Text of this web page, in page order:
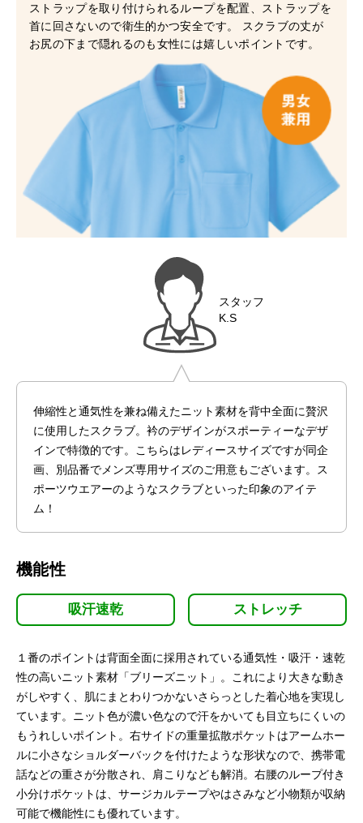
ストラップを取り付けられるループを配置、ストラップを
首に回さないので衛生的かつ安全です。 スクラブの丈が
お尻の下まで隠れるのも女性には嬉しいポイントです。
スタッフ
K.S
伸縮性と通気性を兼ね備えたニット素材を背中全面に贅沢
に使用したスクラブ。衿のデザインがスポーティーなデザ
インで特徴的です。こちらはレディースサイズですが同企
画、別品番でメンズ専用サイズのご用意もございます。ス
ポーツウエアーのようなスクラブといった印象のアイテ
ム！
機能性
吸汗速乾 ストレッチ
１番のポイントは背面全面に採用されている通気性・吸汗・速乾
性の高いニット素材「ブリーズニット」。これにより大きな動き
がしやすく、肌にまとわりつかないさらっとした着心地を実現し
ています。ニット色が濃い色なので汗をかいても目立ちにくいの
もうれしいポイント。右サイドの重量拡散ポケットはアームホー
ルに小さなショルダーバックを付けたような形状なので、携帯電
話などの重さが分散され、肩こりなども解消。右腰のループ付き
小分けポケットは、サージカルテープやはさみなど小物類が収納
可能で機能性にも優れています。